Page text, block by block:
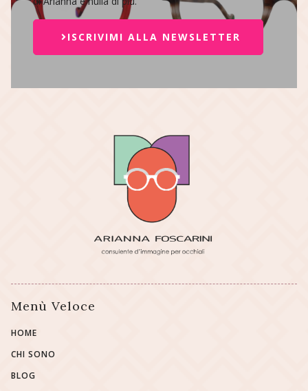
ISCRIVIMI ALLA NEWSLETTER
Menù Veloce
HOME
CHI SONO
BLOG